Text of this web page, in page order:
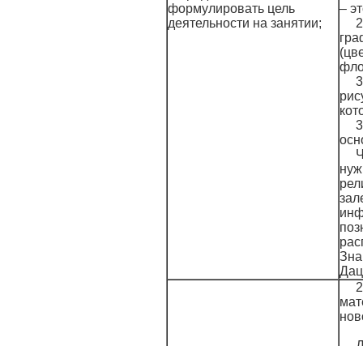
формулировать цель
деятельности на занятии;
–